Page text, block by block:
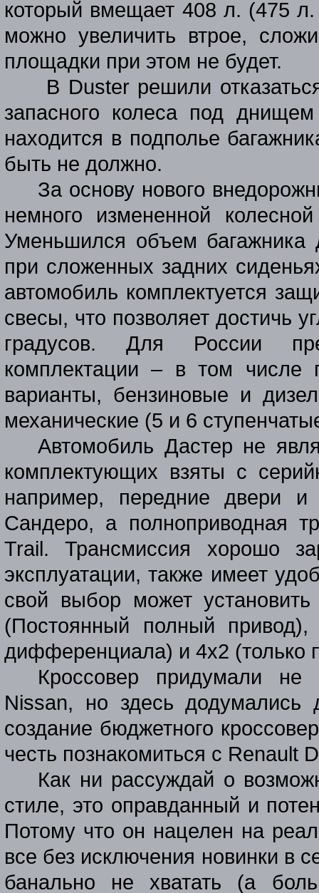
который вмещает 408 л. (475
можно увеличить втрое,
площадки при этом не будет.
В Dusterрешили
запасного колеса под
находится в подполье
быть не должно.
За основу нового
немного измененной
Уменьшился объем
при сложенных задних
автомобиль комплектуется
свесы, что позволяет достичь
градусов. Для России
комплектации – в том числе
варианты, бензиновые и
механические (5 и 6
Автомобиль Дастер не
комплектующих взяты с
например, передние двери
Сандеро, а полноприводная
Trail. Трансмиссия хорошо
эксплуатации, также имеет
свой выбор может
(Постоянный полный
дифференциала) и 4х2 (только
Кроссовер придумали
Nissan, но здесь додумались
создание бюджетного
честь познакомиться с Renault
Как ни рассуждай о
стиле, это оправданный и
Потому что он нацелен на
все без исключения новинки в
банально не хватать (а